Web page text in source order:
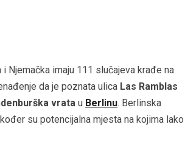
imaju 111 slučajeva krađe na
da je poznata ulica Las Ramblas
vrata u Berlinu. Berlinska
su potencijalna mjesta na kojima lako